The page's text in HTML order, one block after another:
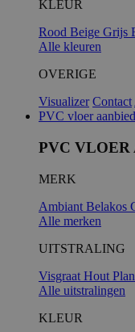
KLEUR
Rood Beige Grijs
Alle kleuren
OVERIGE
Visualizer Contact
PVC vloer
PVC
MERK
Ambiant Belakos
Alle merken
UITSTRALING
Visgraat Hout
Alle uitstralingen
KLEUR